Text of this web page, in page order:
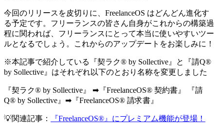
今回のリリースを皮切りに、FreelanceOS はどんどん進化す
る予定です。フリーランスの皆さん自身がこれからの構築過
程に関われば、フリーランスにとって本当に使いやすいツー
ルとなるでしょう。これからのアップデートをお楽しみに！
※本記事で紹介している『契ラク® by Sollective』と『請Q®
by Sollective』はそれぞれ以下のとおり名称を変更しました
『契ラク® by Sollective』 ➡ 『FreelanceOS® 契約書』 『請
Q® by Sollective』➡『FreelanceOS® 請求書』
💡関連記事： 『FreelanceOS®』にプレミアム機能が登場！